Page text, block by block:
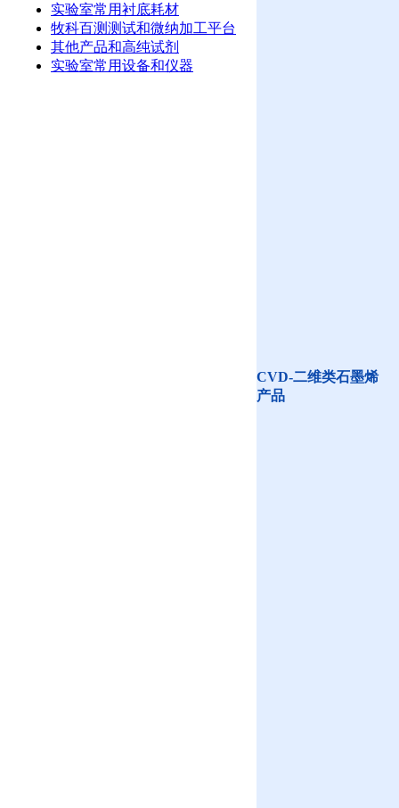
实验室常用衬底耗材
牧科百测测试和微纳加工平台
其他产品和高纯试剂
实验室常用设备和仪器
CVD-二维类石墨烯
产品